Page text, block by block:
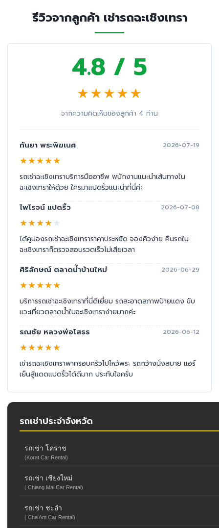
รีวิวจากลูกค้า เช่ารถฉะเชิงเทรา
4.8 / 5
★★★★★
จากความคิดเห็นของลูกค้า 4 ท่าน
กันยา พระพิฆเนศ 2026-07-19
★★★★★
รถเช่าฉะเชิงเทราบริการมืออาชีพ พนักงานแนะนำเส้นทางใน
ฉะเชิงเทราให้ด้วย ใครมาแปดริ้วแนะนำที่นี่ค่ะ
ไพโรจน์ แปดริ้ว 2026-07-08
★★★★★
ได้คูปองรถเช่าฉะเชิงเทราราคาประหยัด จองคิวง่าย คืนรถใน
ฉะเชิงเทราก็ตรวจสอบรวดเร็วไม่เสียเวลา
ศิริลักษณ์ ตลาดน้ำบ้านใหม่ 2026-06-29
★★★★★
บริการรถเช่าฉะเชิงเทราที่นี่ดีเยี่ยม รถสะอาดสภาพป้ายแดง ขับ
แวะเที่ยวตลาดน้ำในฉะเชิงเทราง่ายมากค่ะ
รณชัย หลวงพ่อโสธร 2026-06-12
★★★★★
เช่ารถฉะเชิงเทราพาครอบครัวไปไหว้พระ รถกว้างนั่งสบาย แอร์
เย็นสู้แดดแปดริ้วได้ดีมาก ประทับใจครับ
รถเช่าประจำจังหวัด
รถเช่า โคราช
(Korat Car Rental)
รถเช่า เชียงใหม่
( Chiang Mai Car Rental)
รถเช่า ชะอำ
( Cha Am Car Rental)